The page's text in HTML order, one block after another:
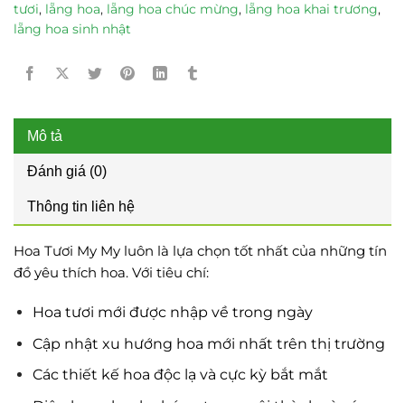
tươi, lẵng hoa, lẵng hoa chúc mừng, lẵng hoa khai trương,
lẵng hoa sinh nhật
Mô tả
Đánh giá (0)
Thông tin liên hệ
Hoa Tươi My My luôn là lựa chọn tốt nhất của những tín
đồ yêu thích hoa. Với tiêu chí:
Hoa tươi mới được nhập về trong ngày
Cập nhật xu hướng hoa mới nhất trên thị trường
Các thiết kế hoa độc lạ và cực kỳ bắt mắt